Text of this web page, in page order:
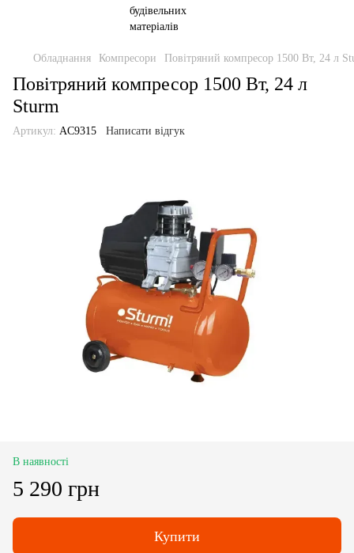
Обладнання Компресори Повітряний компресор 1500 Вт, 24 л
Повітряний компресор 1500 Вт, 24 л
Sturm
Артикул: AC9315 Написати відгук
В наявності
5 290 грн
Купити